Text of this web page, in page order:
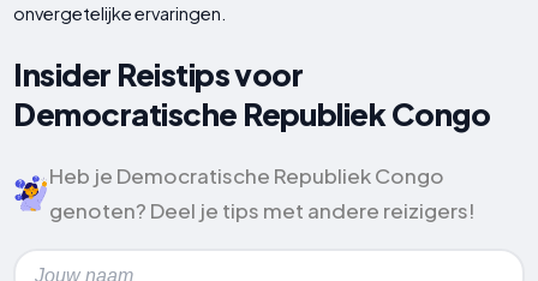
onvergetelijke ervaringen.
Insider Reistips voor
Democratische Republiek Congo
Heb je Democratische Republiek Congo
genoten? Deel je tips met andere reizigers!